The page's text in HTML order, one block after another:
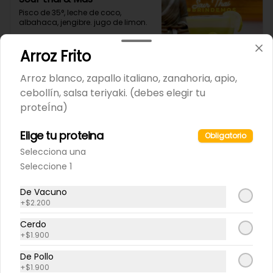
Pisco de 35°, leche de coco,
albahaca, jengibre. jugo de limon.
Bebidas
Gautama
Ron Havana dorado, maracuya,
leche de coco.
Arroz Frito
Arroz blanco, zapallo italiano, zanahoria, apio,
cebollín, salsa teriyaki. (debes elegir tu
proteÍna)
Elige tu proteina Obligatorio
Selecciona una
Seleccione 1
De Vacuno
+$2.200
Cerdo
+$1.900
De Pollo
+$1.900